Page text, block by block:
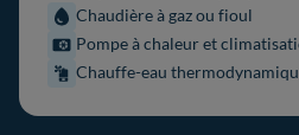
Chaudière à gaz ou fioul
Pompe à chaleur et
Chauffe-eau